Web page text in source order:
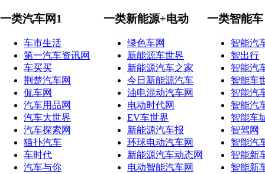
一类汽车网1
车市生活
第一汽车资讯网
车买买
荆楚汽车网
侃车网
汽车用品网
汽车大世界
汽车探索网
猫扑汽车
车时代
汽车与你
一类新能源+电动
绿色车网
新能源车世界
新能源汽车之家
今日新能源汽车
油电混动汽车网
电动时代网
EV车世界
新能源汽车报
环球电动汽车网
新能源汽车动态网
电动智能汽车网
一类智能车
智能汽
智出行
智能汽
智能车
智能汽
智能汽
智能车
智驾网
智能汽
智能新
智能新